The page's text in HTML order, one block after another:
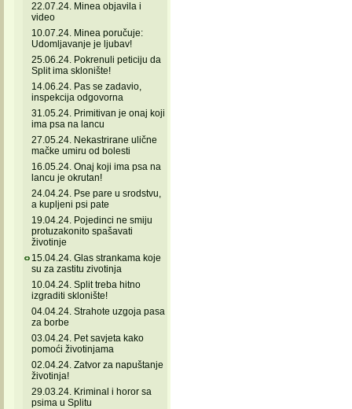
22.07.24. Minea objavila i
video
10.07.24. Minea poručuje:
Udomljavanje je ljubav!
25.06.24. Pokrenuli peticiju da
Split ima sklonište!
14.06.24. Pas se zadavio,
inspekcija odgovorna
31.05.24. Primitivan je onaj koji
ima psa na lancu
27.05.24. Nekastrirane ulične
mačke umiru od bolesti
16.05.24. Onaj koji ima psa na
lancu je okrutan!
24.04.24. Pse pare u srodstvu,
a kupljeni psi pate
19.04.24. Pojedinci ne smiju
protuzakonito spašavati
životinje
15.04.24. Glas strankama koje
su za zastitu zivotinja
10.04.24. Split treba hitno
izgraditi sklonište!
04.04.24. Strahote uzgoja pasa
za borbe
03.04.24. Pet savjeta kako
pomoći životinjama
02.04.24. Zatvor za napuštanje
životinja!
29.03.24. Kriminal i horor sa
psima u Splitu